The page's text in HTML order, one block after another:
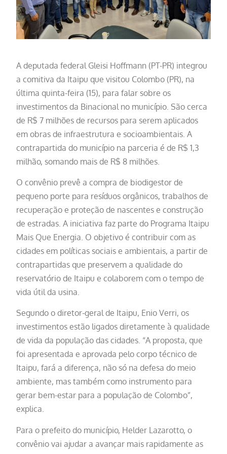
A deputada federal Gleisi Hoffmann (PT-PR) integrou
a comitiva da Itaipu que visitou Colombo (PR), na
última quinta-feira (15), para falar sobre os
investimentos da Binacional no município. São cerca
de R$ 7 milhões de recursos para serem aplicados
em obras de infraestrutura e socioambientais. A
contrapartida do município na parceria é de R$ 1,3
milhão, somando mais de R$ 8 milhões.
O convênio prevê a compra de biodigestor de
pequeno porte para resíduos orgânicos, trabalhos de
recuperação e proteção de nascentes e construção
de estradas. A iniciativa faz parte do Programa Itaipu
Mais Que Energia. O objetivo é contribuir com as
cidades em políticas sociais e ambientais, a partir de
contrapartidas que preservem a qualidade do
reservatório de Itaipu e colaborem com o tempo de
vida útil da usina.
Segundo o diretor-geral de Itaipu, Enio Verri, os
investimentos estão ligados diretamente à qualidade
de vida da população das cidades. “A proposta, que
foi apresentada e aprovada pelo corpo técnico de
Itaipu, fará a diferença, não só na defesa do meio
ambiente, mas também como instrumento para
gerar bem-estar para a população de Colombo”,
explica.
Para o prefeito do município, Helder Lazarotto, o
convênio vai ajudar a avançar mais rapidamente as